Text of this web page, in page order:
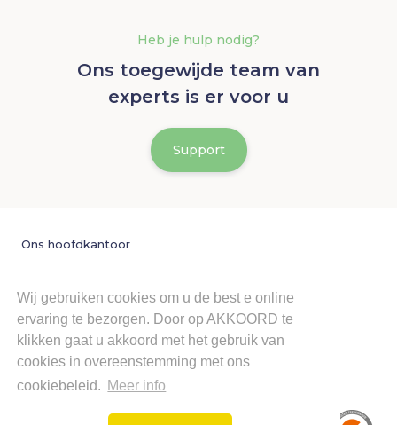
Wij gebruiken cookies om u de best e online
ervaring te bezorgen. Door op AKKOORD te
klikken gaat u akkoord met het gebruik van
cookies in overeenstemming met ons
cookiebeleid. Meer info
Heb je hulp nodig?
Ons toegewijde team van
experts is er voor u
Support
Ons hoofdkantoor
Leuvensteenweg 369
1932 Zaventem (België)
KBO : 0786.996.731 - RPM: Brussels